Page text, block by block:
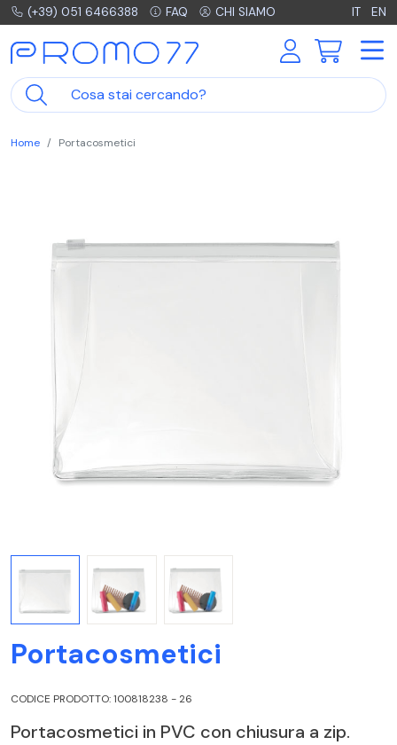
(+39) 051 6466388 FAQ CHI SIAMO IT EN
Home Portacosmetici
Portacosmetici
CODICE PRODOTTO: 100818238 - 26
Portacosmetici in PVC con chiusura a zip.